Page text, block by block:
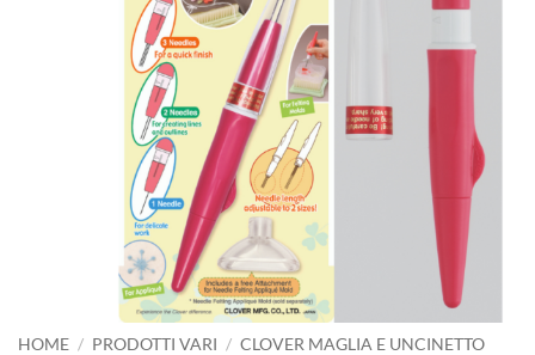
HOME / PRODOTTI VARI / CLOVER MAGLIA E UNCINETTO